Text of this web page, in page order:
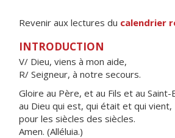
Revenir aux lectures du calendrier
INTRODUCTION
V/ Dieu, viens à mon aide,
R/ Seigneur, à notre secours.
Gloire au Père, et au Fils et au Saint-
au Dieu qui est, qui était et qui vient,
pour les siècles des siècles.
Amen. (Alléluia.)